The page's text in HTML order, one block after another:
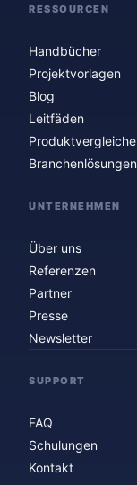
RESSOURCEN
Handbücher
Projektvorlagen
Blog
Leitfäden
Produktvergleiche
Branchenlösungen
UNTERNEHMEN
Über uns
Referenzen
Partner
Presse
Newsletter
SUPPORT
FAQ
Schulungen
Kontakt